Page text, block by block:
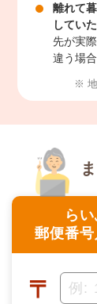
離れて
してい
先が実
違う場
※
ら
郵便番
〒